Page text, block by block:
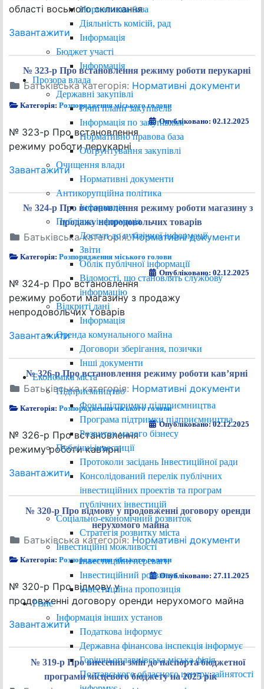
Нормативна база
Діяльність комісій, рад
Інформація
Бюджет участі
Інформація
Прозора влада
Державні закупівлі
Річні плани закупівель
Інформація по закупівлям
Нормативно правова база
Обґрунтування закупівлі
Очищення влади
Нормативні документи
Антикорупційна політика
Інформація
Публічна інформація
Доступ до публічної інформації
Звіти
Облік публічної інформації
Відомості, що становлять службову
інформацію
Відкриті дані
Інформація
Оренда комунального майна
Договори зберігання, позички
Інші документи
Економіка міста
Підприємництво
Фонд підтримки підприємництва
Програма підтримки підприємництва
Розвиток малого бізнесу
Публічні інвестиції
Протоколи засідань Інвестиційної ради
Консолідований перелік публічних
інвестиційних проектів та програм
публічних інвестицій
Соціально-економічний розвиток
Стратегія розвитку міста
Інвестиційні можливості
Інвестиційні переваги
Інвестиційний розвиток
Інвестиційна пропозиція
Різне
Інформація інших установ
Податкова інформує
Державна фінансова інспекція інформує
Горішньоплавнівська міська філія
Полтавського обласного центру зайнятості
області восьмого скликання
Завантажити
№ 323-р Про встановлення режиму роботи перукарні
Батьківська категорія: Нормативні документи
Категорія:Розпорядження міського голови
Опубліковано: 02.12.2025
№ 323-р Про встановлення
режиму роботи перукарні
Завантажити
№ 324-р Про встановлення режиму роботи магазину з
продажу непродовольчих товарів
Батьківська категорія:Нормативні документи
Категорія:Розпорядження міського голови
Опубліковано: 02.12.2025
№ 324-р Про встановлення
режиму роботи магазину з продажу
непродовольчих товарів
Завантажити
№ 326-р Про встановлення режиму роботи кав’ярні
Батьківська категорія: Нормативні документи
Категорія:Розпорядження міського голови
Опубліковано: 02.12.2025
№ 326-р Про встановлення
режиму роботи кав’ярні
Завантажити
№ 320-р Про відмову у продовженні договору оренди
нерухомого майна
Батьківська категорія: Нормативні документи
Категорія:Розпорядження міського голови
Опубліковано: 27.11.2025
№ 320-р Про відмову у
продовженні договору оренди нерухомого майна
Завантажити
№ 319-р Про внесення змін до паспорта бюджетної
програми місцевого бюджету на 2025 рік